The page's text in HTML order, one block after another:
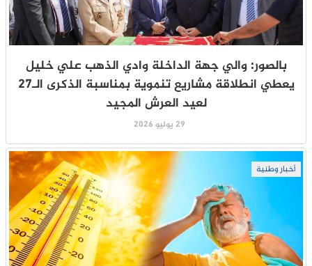
بالصور: والي جهة الداخلة وادي الذهب علي خليل
يعطي انطلاقة مشاريع تنموية بمناسبة الذكرى الـ27
لعيد العرش المجيد
29 يوليو 2026
أخبار وطنية